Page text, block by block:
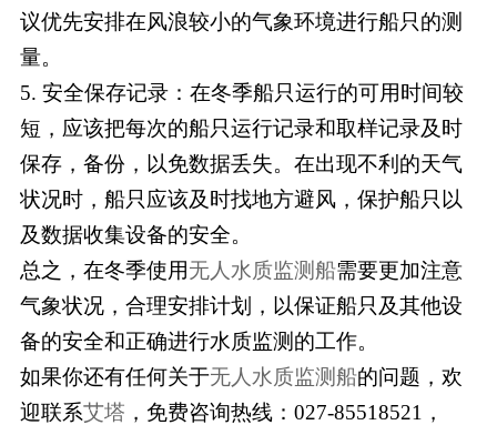
议优先安排在风浪较小的气象环境进行船只的测
量。
5. 安全保存记录：在冬季船只运行的可用时间较
短，应该把每次的船只运行记录和取样记录及时
保存，备份，以免数据丢失。在出现不利的天气
状况时，船只应该及时找地方避风，保护船只以
及数据收集设备的安全。
总之，在冬季使用无人水质监测船需要更加注意
气象状况，合理安排计划，以保证船只及其他设
备的安全和正确进行水质监测的工作。
如果你还有任何关于无人水质监测船的问题，欢
迎联系艾塔 ，免费咨询热线：027-85518521，